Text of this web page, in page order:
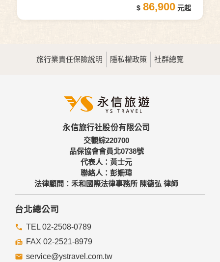
86,900
旅行業責任保險說明 隱私權政策 社群總覽
永信旅行社股份有限公司
交觀綜220700
品保協會會員北0738號
代表人：黃士元
聯絡人：彭姍瑋
法律顧問：禾和國際法律事務所 陳德弘 律師
台北總公司
TEL 02-2508-0789
FAX 02-2521-8979
service@ystravel.com.tw